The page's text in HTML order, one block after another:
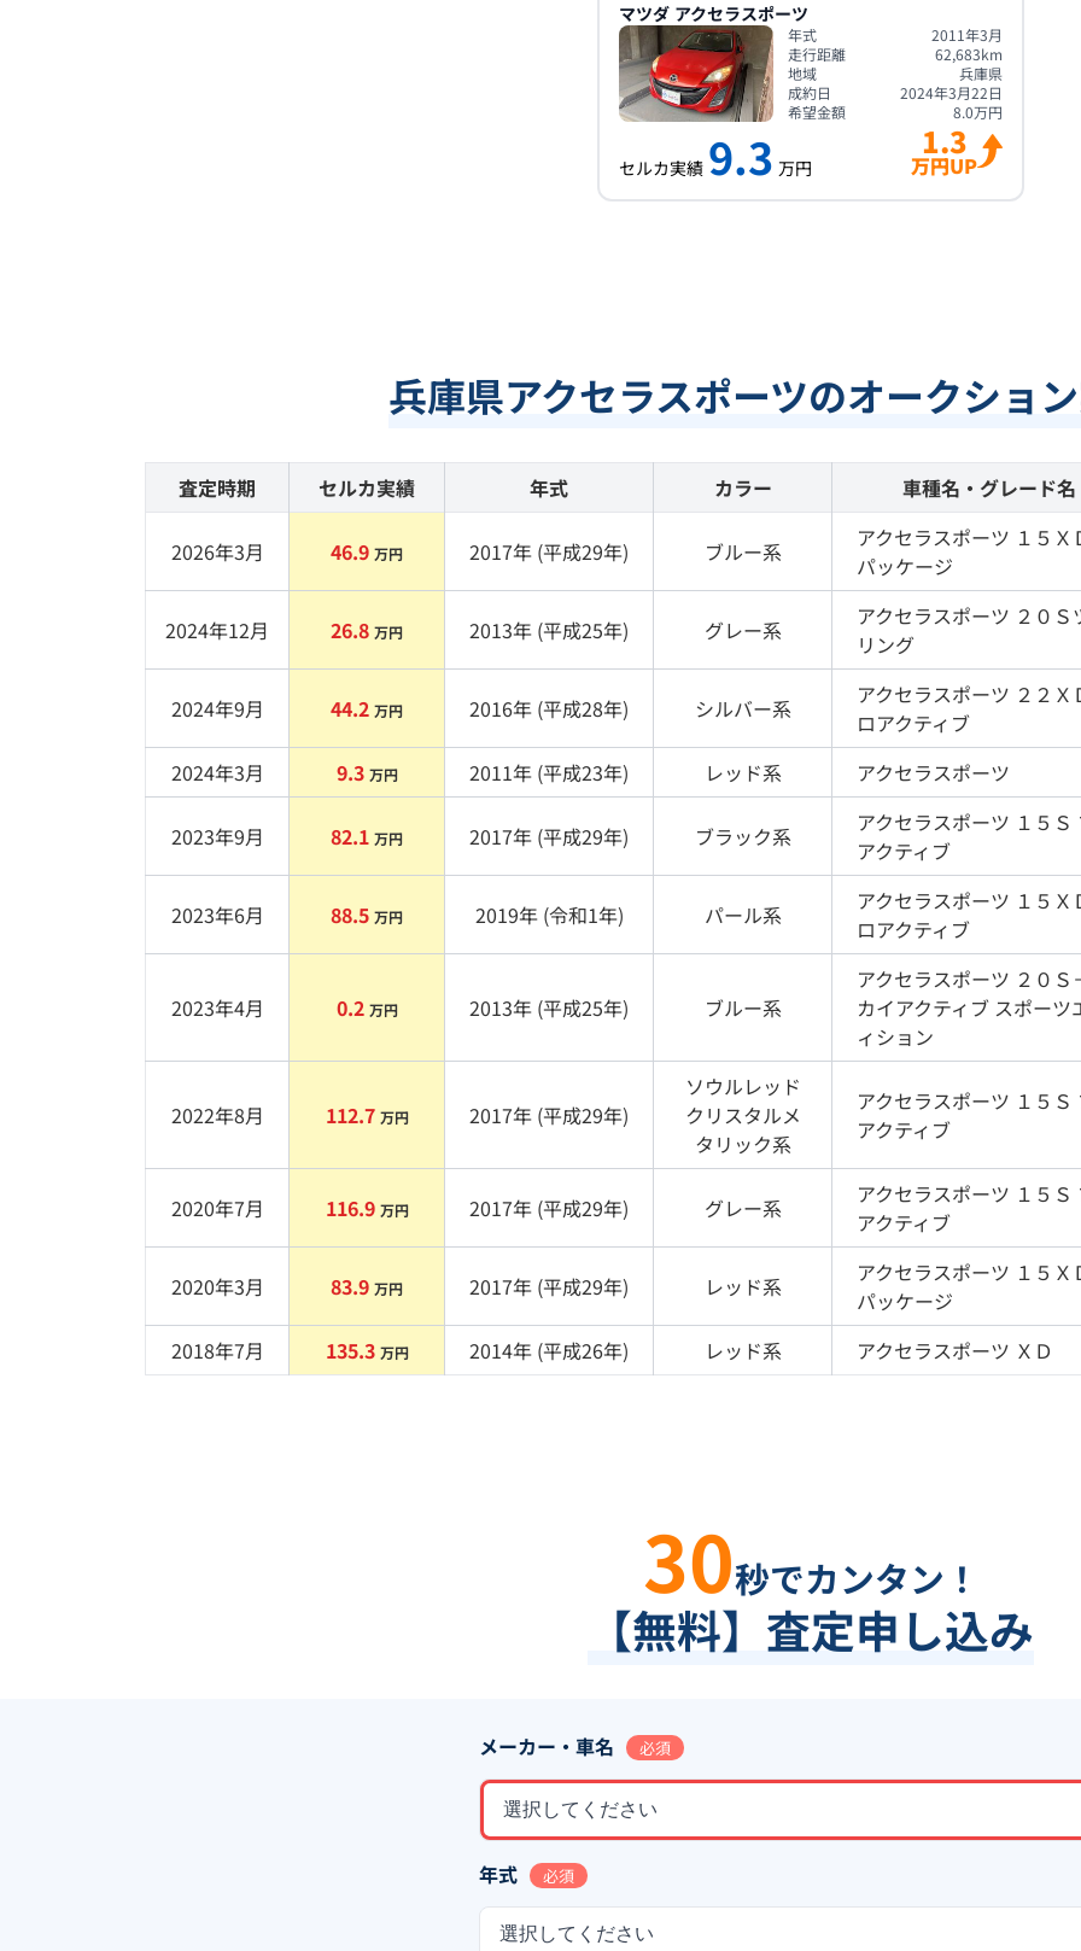
マツダ アクセラスポーツ
年式
2011年3月
走行距離
62,683km
地域
兵庫県
成約日
2024年3月22日
希望金額
8.0万円
セルカ実績 9.3 万円
1.3
万円UP
兵庫県アクセラスポーツのオークショ
査定時期 セルカ実績 年式 カラー 車種名・グレード名
2026年3月 46.9 万円 2017年 (平成29年) ブルー系 アクセラスポーツ １５Ｘ
パッケージ
2024年12月 26.8 万円 2013年 (平成25年) グレー系 アクセラスポーツ ２０Ｓ
リング
2024年9月 44.2 万円 2016年 (平成28年) シルバー系 アクセラスポーツ ２２Ｘ
ロアクティブ
2024年3月 9.3 万円 2011年 (平成23年) レッド系 アクセラスポーツ
2023年9月 82.1 万円 2017年 (平成29年) ブラック系 アクセラスポーツ １５Ｓ
アクティブ
2023年6月 88.5 万円 2019年 (令和1年) パール系 アクセラスポーツ １５Ｘ
ロアクティブ
2023年4月 0.2 万円 2013年 (平成25年) ブルー系
アクセラスポーツ ２０Ｓ
カイアクティブ スポーツ
ィション
2022年8月 112.7 万円 2017年 (平成29年)
ソウルレッド
クリスタルメ
タリック系
アクセラスポーツ １５Ｓ
アクティブ
2020年7月 116.9 万円 2017年 (平成29年) グレー系 アクセラスポーツ １５Ｓ
アクティブ
2020年3月 83.9 万円 2017年 (平成29年) レッド系 アクセラスポーツ １５Ｘ
パッケージ
2018年7月 135.3 万円 2014年 (平成26年) レッド系 アクセラスポーツ ＸＤ
30秒でカンタン！
【無料】査定申し込み
メーカー・車名 必須
選択してください
年式 必須
選択してください